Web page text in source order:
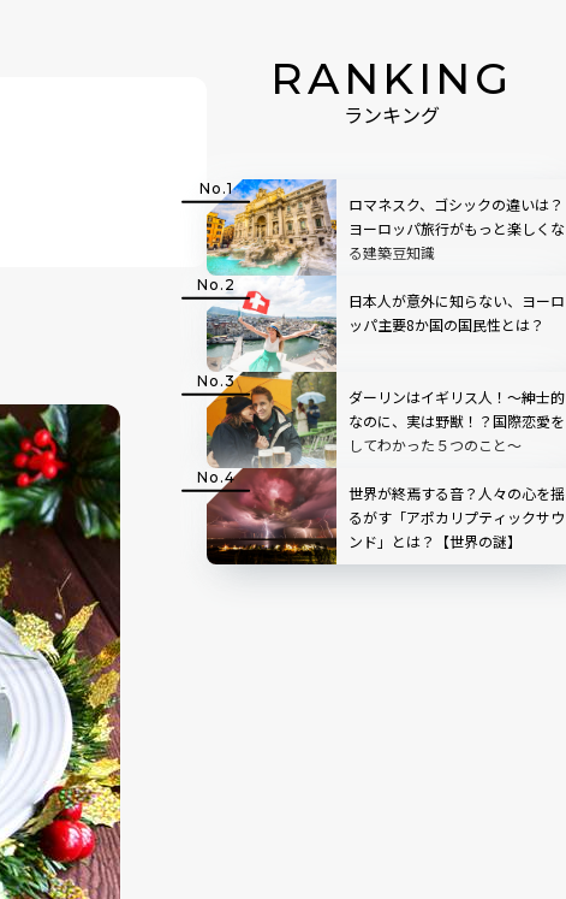
RANKING
ランキング
ロマネスク、ゴシックの違いは？
ヨーロッパ旅行がもっと楽しくな
る建築豆知識
日本人が意外に知らない、ヨーロ
ッパ主要8か国の国民性とは？
ダーリンはイギリス人！〜紳士的
なのに、実は野獣！？国際恋愛を
してわかった５つのこと〜
世界が終焉する音？人々の心を揺
るがす「アポカリプティックサウ
ンド」とは？【世界の謎】